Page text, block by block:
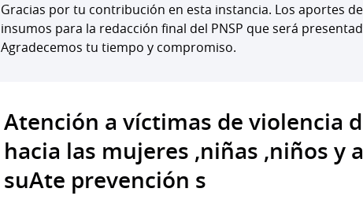
Gracias por tu contribución en esta instancia. Los aportes
insumos para la redacción final del PNSP que será
Agradecemos tu tiempo y compromiso.
Atención a víctimas de violencia
hacia las mujeres ,niñas ,niños y
suAte prevención s